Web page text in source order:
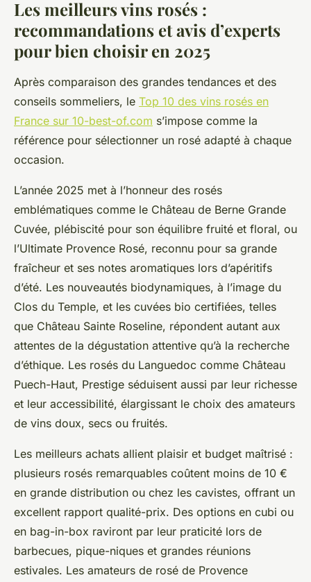
Les meilleurs vins rosés :
recommandations et avis d’experts
pour bien choisir en 2025
Après comparaison des grandes tendances et des
conseils sommeliers, le Top 10 des vins rosés en
France sur 10-best-of.com s’impose comme la
référence pour sélectionner un rosé adapté à chaque
occasion.
L’année 2025 met à l’honneur des rosés
emblématiques comme le Château de Berne Grande
Cuvée, plébiscité pour son équilibre fruité et floral, ou
l’Ultimate Provence Rosé, reconnu pour sa grande
fraîcheur et ses notes aromatiques lors d’apéritifs
d’été. Les nouveautés biodynamiques, à l’image du
Clos du Temple, et les cuvées bio certifiées, telles
que Château Sainte Roseline, répondent autant aux
attentes de la dégustation attentive qu’à la recherche
d’éthique. Les rosés du Languedoc comme Château
Puech-Haut, Prestige séduisent aussi par leur richesse
et leur accessibilité, élargissant le choix des amateurs
de vins doux, secs ou fruités.
Les meilleurs achats allient plaisir et budget maîtrisé :
plusieurs rosés remarquables coûtent moins de 10 €
en grande distribution ou chez les cavistes, offrant un
excellent rapport qualité-prix. Des options en cubi ou
en bag-in-box raviront par leur praticité lors de
barbecues, pique-niques et grandes réunions
estivales. Les amateurs de rosé de Provence